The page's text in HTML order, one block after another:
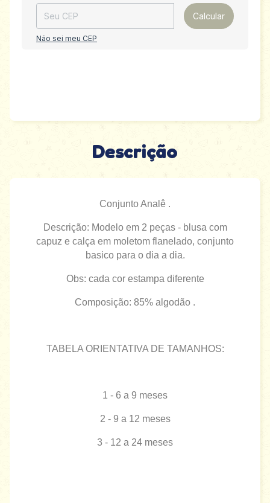
Calcular
Não sei meu CEP
Descrição
Conjunto Analê .
Descrição: Modelo em 2 peças - blusa com
capuz e calça em moletom flanelado, conjunto
basico para o dia a dia.
Obs: cada cor estampa diferente
Composição: 85% algodão .
TABELA ORIENTATIVA DE TAMANHOS:
1 - 6 a 9 meses
2 - 9 a 12 meses
3 - 12 a 24 meses